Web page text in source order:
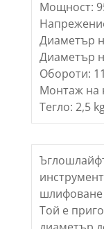
Мощност:
Диаметър
Диаметър
Обороти:
Монтаж на
Тегло: 2,5
шлифоване
Той е